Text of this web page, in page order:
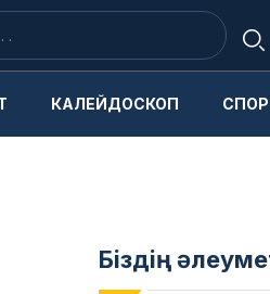
КАЛЕЙДОСКОП
Біздің